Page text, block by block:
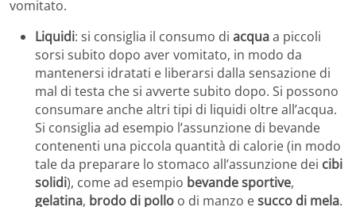
vomitato.
Liquidi: si consiglia il consumo di acquaa piccoli
sorsi subito dopo aver vomitato, in modo da
mantenersi idratati e liberarsi dalla sensazione di
mal di testa che si avverte subito dopo. Si possono
consumare anche altri tipi di liquidi oltre all’acqua.
Si consiglia ad esempio l’assunzione di bevande
contenenti una piccola quantità di calorie (in modo
tale da preparare lo stomaco all’assunzione dei cibi
solidi), come ad esempio bevande sportive,
gelatina, brodo di pollo o di manzo esucco di mela.